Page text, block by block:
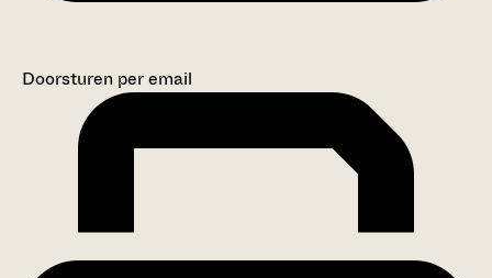
Doorsturen per email